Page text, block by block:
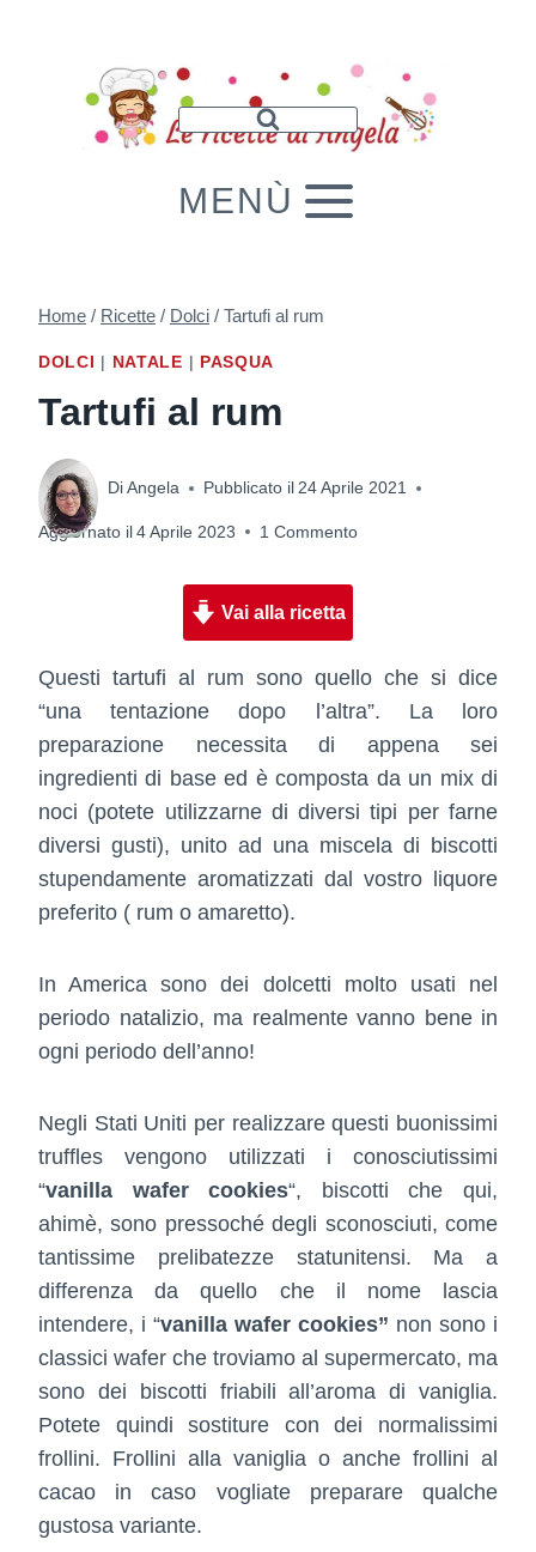
MENÙ
Home / Ricette / Dolci / Tartufi al rum
DOLCI | NATALE | PASQUA
Tartufi al rum
DiAngela Pubblicato il 24 Aprile 2021
Aggiornato il4 Aprile 2023 1 Commento
Vai alla ricetta
Questi tartufi al rum sono quello che si dice
“una tentazione dopo l’altra”. La loro
preparazione necessita di appena sei
ingredienti di base ed è composta da un mix di
noci (potete utilizzarne di diversi tipi per farne
diversi gusti), unito ad una miscela di biscotti
stupendamente aromatizzati dal vostro liquore
preferito ( rum o amaretto).
In America sono dei dolcetti molto usati nel
periodo natalizio, ma realmente vanno bene in
ogni periodo dell’anno!
Negli Stati Uniti per realizzare questi buonissimi
truffles vengono utilizzati i conosciutissimi
“vanilla wafer cookies“, biscotti che qui,
ahimè, sono pressoché degli sconosciuti, come
tantissime prelibatezze statunitensi. Ma a
differenza da quello che il nome lascia
intendere, i “vanilla wafer cookies” non sono i
classici wafer che troviamo al supermercato, ma
sono dei biscotti friabili all’aroma di vaniglia.
Potete quindi sostiture con dei normalissimi
frollini. Frollini alla vaniglia o anche frollini al
cacao in caso vogliate preparare qualche
gustosa variante.